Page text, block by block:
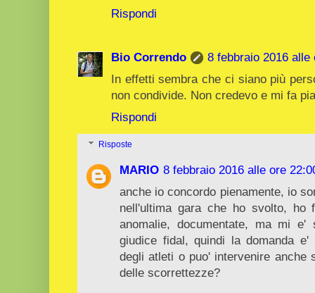
Rispondi
Bio Correndo
8 febbraio 2016 alle
In effetti sembra che ci siano più
non condivide. Non credevo e mi fa
Rispondi
Risposte
MARIO 8 febbraio 2016 alle ore
anche io concordo pienamente, io
nell'ultima gara che ho svolto, ho
anomalie, documentate, ma mi
giudice fidal, quindi la domanda
degli atleti o puo' intervenire anche
delle scorrettezze?